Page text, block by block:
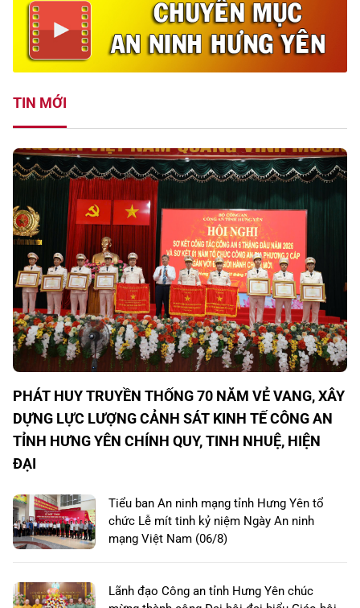
TIN MỚI
PHÁT HUY TRUYỀN THỐNG 70 NĂM VẺ VANG, XÂY
DỰNG LỰC LƯỢNG CẢNH SÁT KINH TẾ CÔNG AN
TỈNH HƯNG YÊN CHÍNH QUY, TINH NHUỆ, HIỆN
ĐẠI
Tiểu ban An ninh mạng tỉnh Hưng Yên tổ
chức Lễ mít tinh kỷ niệm Ngày An ninh
mạng Việt Nam (06/8)
Lãnh đạo Công an tỉnh Hưng Yên chúc